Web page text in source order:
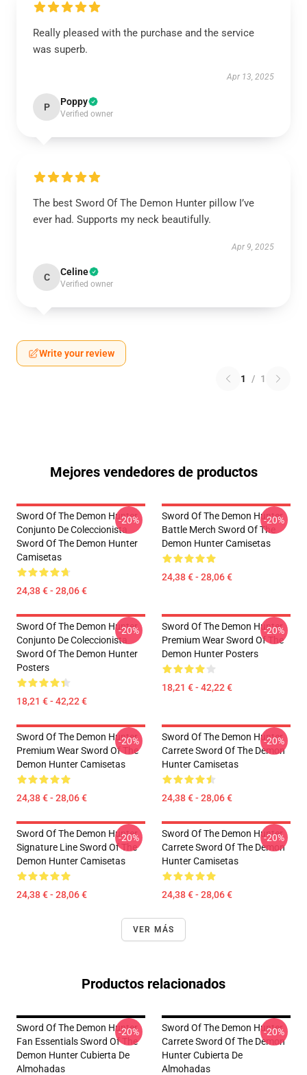
Really pleased with the purchase and the service
was superb.
Apr 13, 2025
P Poppy
Verified owner
The best Sword Of The Demon Hunter pillow I’ve
ever had. Supports my neck beautifully.
Apr 9, 2025
C Celine
Verified owner
Write your review
1 / 1
Mejores vendedores de productos
Sword Of The Demon Hunter
Conjunto De Coleccionista
Sword Of The Demon Hunter
Camisetas
24,38 € - 28,06 €
-20%
Sword Of The Demon Hunter
Battle Merch Sword Of The
Demon Hunter Camisetas
24,38 € - 28,06 €
-20%
Sword Of The Demon Hunter
Conjunto De Coleccionista
Sword Of The Demon Hunter
Posters
18,21 € - 42,22 €
-20%
Sword Of The Demon Hunter
Premium Wear Sword Of The
Demon Hunter Posters
18,21 € - 42,22 €
-20%
Sword Of The Demon Hunter
Premium Wear Sword Of The
Demon Hunter Camisetas
24,38 € - 28,06 €
-20%
Sword Of The Demon Hunter
Carrete Sword Of The Demon
Hunter Camisetas
24,38 € - 28,06 €
-20%
Sword Of The Demon Hunter
Signature Line Sword Of The
Demon Hunter Camisetas
24,38 € - 28,06 €
-20%
Sword Of The Demon Hunter
Carrete Sword Of The Demon
Hunter Camisetas
24,38 € - 28,06 €
-20%
VER MÁS
Productos relacionados
Sword Of The Demon Hunter
Fan Essentials Sword Of The
Demon Hunter Cubierta De
Almohadas
-20%
Sword Of The Demon Hunter
Carrete Sword Of The Demon
Hunter Cubierta De
Almohadas
-20%